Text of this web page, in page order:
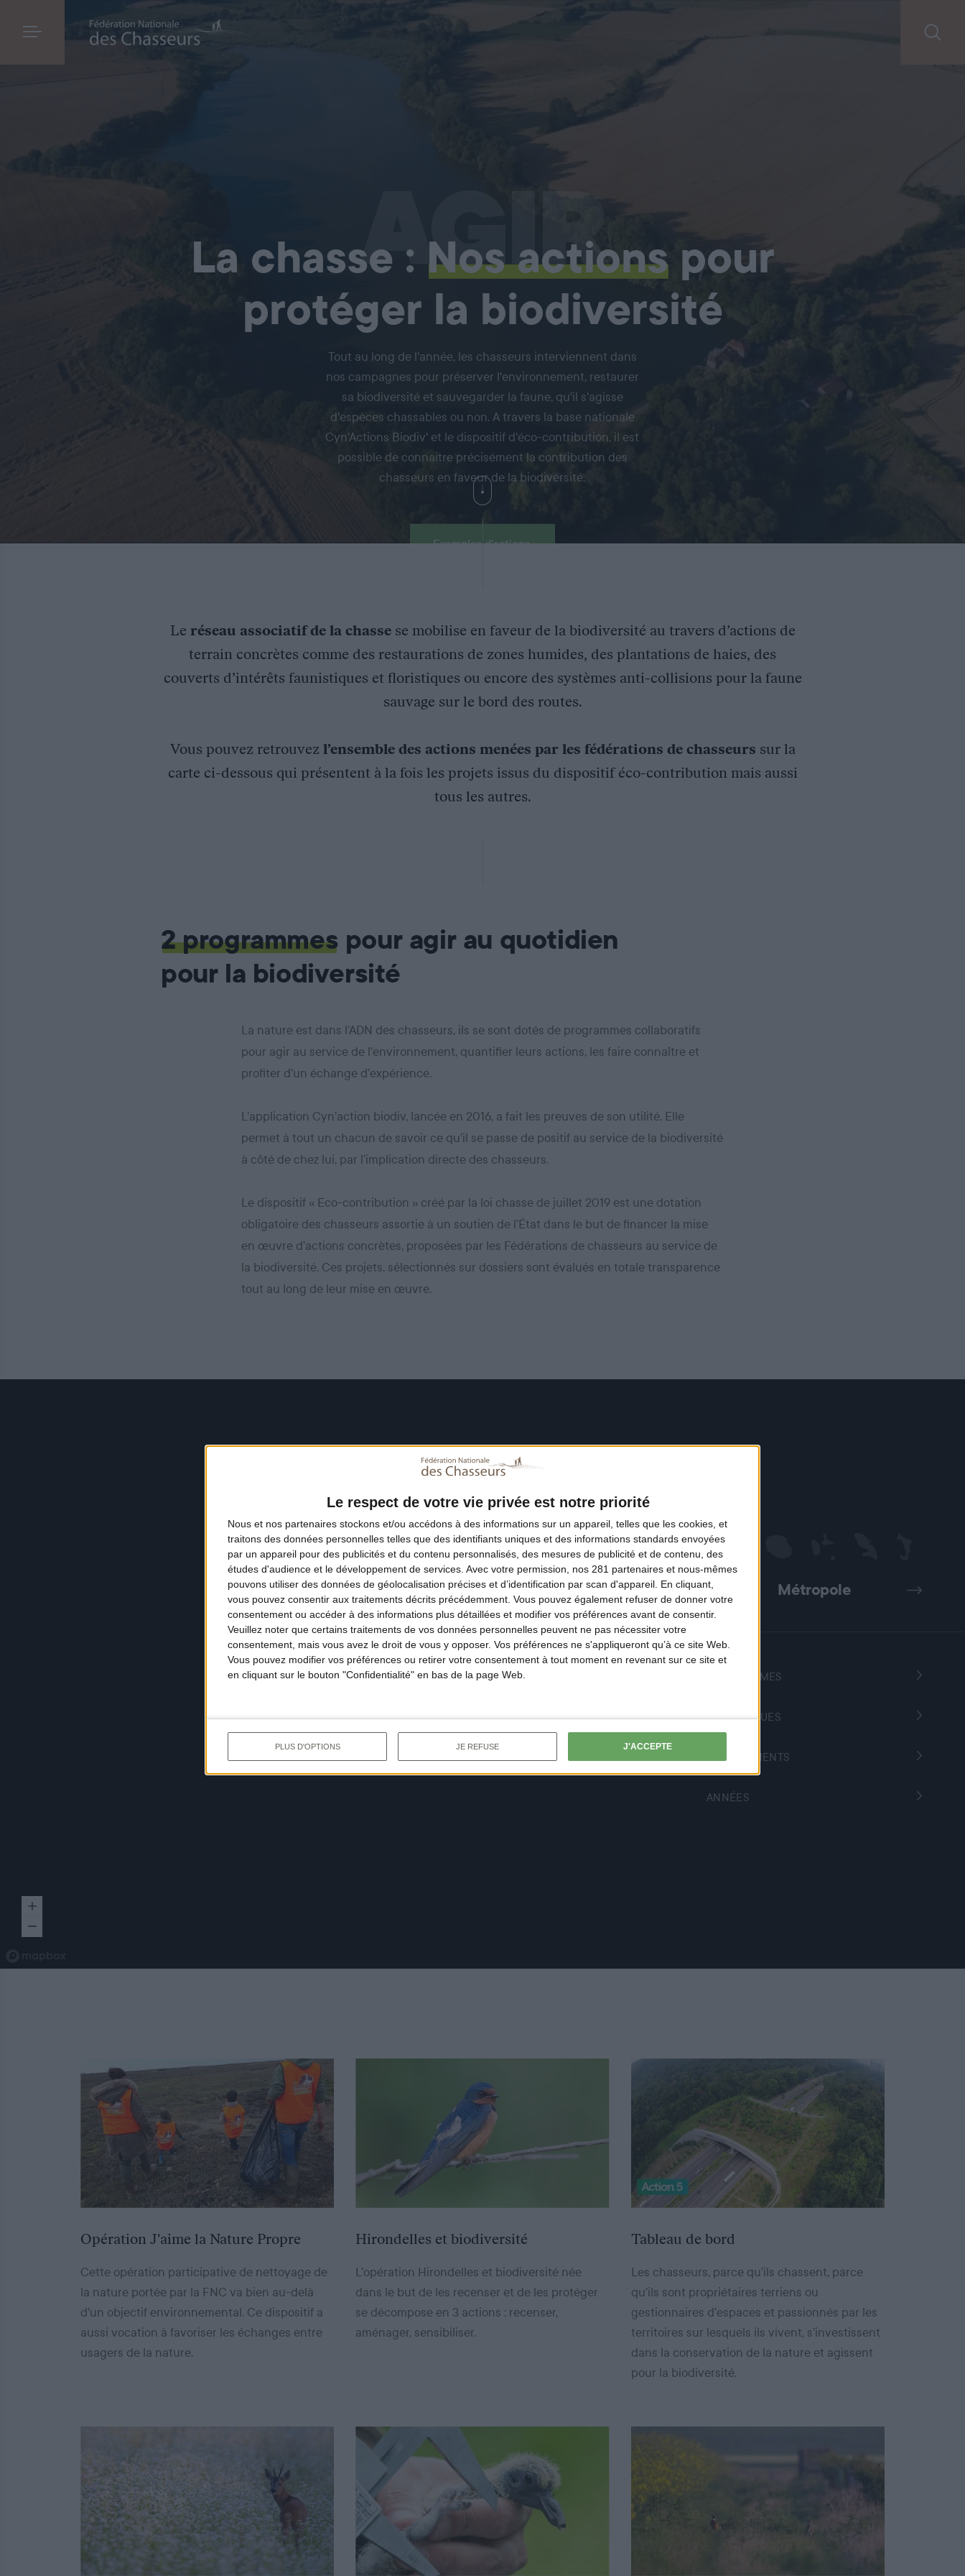
Le respect de votre vie privée est notre priorité
Nous et nos partenaires stockons et/ou accédons à des informations sur un appareil, telles que les cookies, et
traitons des données personnelles telles que des identifiants uniques et des informations standards envoyées
par un appareil pour des publicités et du contenu personnalisés, des mesures de publicité et de contenu, des
études d'audience et le développement de services. Avec votre permission, nos 281 partenaires et nous-mêmes
pouvons utiliser des données de géolocalisation précises et d’identification par scan d'appareil. En cliquant,
vous pouvez consentir aux traitements décrits précédemment. Vous pouvez également refuser de donner votre
consentement ou accéder à des informations plus détaillées et modifier vos préférences avant de consentir.
Veuillez noter que certains traitements de vos données personnelles peuvent ne pas nécessiter votre
consentement, mais vous avez le droit de vous y opposer. Vos préférences ne s'appliqueront qu’à ce site Web.
Vous pouvez modifier vos préférences ou retirer votre consentement à tout moment en revenant sur ce site et
en cliquant sur le bouton "Confidentialité" en bas de la page Web.
PLUS D'OPTIONS JE REFUSE J'ACCEPTE
AGIR
La chasse : Nos actionspour
protéger la biodiversité
Tout au long de l'année, les chasseurs interviennent dans
nos campagnes pour préserver l'environnement, restaurer
sa biodiversité et sauvegarder la faune, qu'il s'agisse
d'espèces chassables ou non. A travers la base nationale
Cyn'Actions Biodiv' et le dispositif d'éco-contribution, il est
possible de connaitre précisément la contribution des
chasseurs en faveur de la biodiversité.
Exemples d'actions
Le réseau associatif de la chassese mobilise en faveur de la biodiversité au travers d’actions de
terrain concrètes comme des restaurations de zones humides, des plantations de haies, des
couverts d’intérêts faunistiques et floristiques ou encore des systèmes anti-collisions pour la faune
sauvage sur le bord des routes.
Vous pouvez retrouvez l’ensemble des actions menées par les fédérations de chasseurs sur la
carte ci-dessous qui présentent à la fois les projets issus du dispositif éco-contribution mais aussi
tous les autres.
2 programmes pour agir au quotidien
pour la biodiversité
La nature est dans l’ADN des chasseurs, ils se sont dotés de programmes collaboratifs
pour agir au service de l’environnement, quantifier leurs actions, les faire connaître et
profiter d’un échange d’expérience.
L’application Cyn’action biodiv, lancée en 2016, a fait les preuves de son utilité. Elle
permet à tout un chacun de savoir ce qu’il se passe de positif au service de la biodiversité
à côté de chez lui, par l’implication directe des chasseurs.
Le dispositif « Eco-contribution » créé par la loi chasse de juillet 2019 est une dotation
obligatoire des chasseurs assortie à un soutien de l’État dans le but de financer la mise
en œuvre d’actions concrètes, proposées par les Fédérations de chasseurs au service de
la biodiversité. Ces projets, sélectionnés sur dossiers sont évalués en totale transparence
tout au long de leur mise en œuvre.
Précédent Métropole Suivant
PROGRAMMES
THÉMATIQUES
DÉPARTEMENTS
ANNÉES
Opération J'aime la Nature Propre
Cette opération participative de nettoyage de
la nature portée par la FNC va bien au-delà
d'un objectif environnemental. Ce dispositif a
aussi vocation à favoriser les échanges entre
usagers de la nature.
Hirondelles et biodiversité
L’opération Hirondelles et biodiversité née
dans le but de les recenser et de les protéger
se décompose en 3 actions : recenser,
aménager, sensibiliser.
Tableau de bord
Les chasseurs, parce qu’ils chassent, parce
qu’ils sont propriétaires terriens ou
gestionnaires d’espaces et passionnés par les
territoires sur lesquels ils vivent, s’investissent
dans la conservation de la nature et agissent
pour la biodiversité.